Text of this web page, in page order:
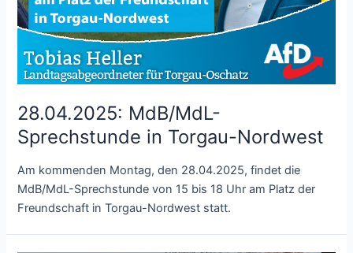
28.04.2025: MdB/MdL-
Sprechstunde in Torgau-Nordwest
Am kommenden Montag, den 28.04.2025, findet die
MdB/MdL-Sprechstunde von 15 bis 18 Uhr am Platz der
Freundschaft in Torgau-Nordwest statt.